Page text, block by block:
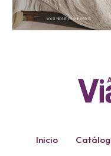
Inicio